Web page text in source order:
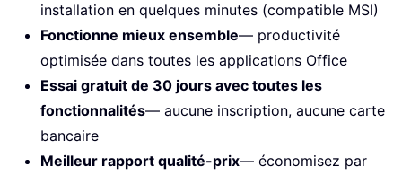
installation en quelques minutes (compatible MSI)
Fonctionne mieux ensemble— productivité
optimisée dans toutes les applications Office
Essai gratuit de 30 jours avec toutes les
fonctionnalités— aucune inscription, aucune carte
bancaire
Meilleur rapport qualité-prix— économisez par